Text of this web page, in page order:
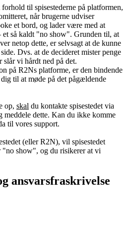
til spisestederne på platformen,
når brugerne udviser
et bord, og lader være med at
et så kaldt "no show". Grunden til, at
netop dette, er selvsagt at de kunne
Dvs. at de decideret mister penge
slår vi hårdt ned på det.
på R2Ns platforme, er den bindende
til at møde på det pågældende
op, skal du kontakte spisestedet via
meddele dette. Kan du ikke komme
til vores support.
(eller R2N), vil spisestedet
show", og du risikerer at vi
ansvarsfraskrivelse